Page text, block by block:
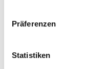
Präferenzen
Statistiken